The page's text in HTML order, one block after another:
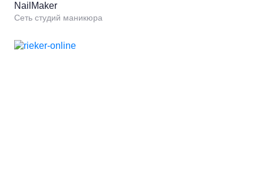
NailMaker
Сеть студий маникюра